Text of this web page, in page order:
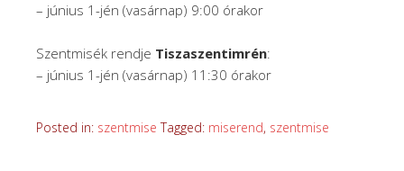
– június 1-jén (vasárnap) 9:00 órakor
Szentmisék rendje Tiszaszentimrén:
– június 1-jén (vasárnap) 11:30 órakor
Posted in: szentmise Tagged: miserend, szentmise